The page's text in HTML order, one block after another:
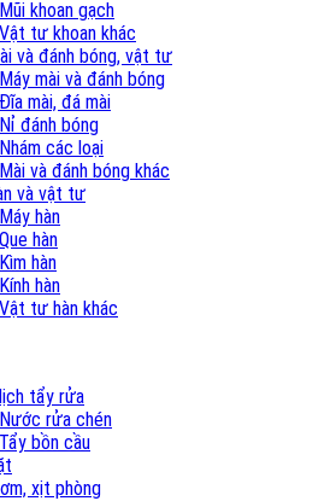
Mũi khoan gạch
Vật tư khoan khác
và đánh bóng, vật tư
Máy mài và đánh bóng
Đĩa mài, đá mài
Nỉ đánh bóng
Nhám các loại
Mài và đánh bóng khác
và vật tư
Máy hàn
Que hàn
Kìm hàn
Kính hàn
Vật tư hàn khác
tẩy rửa
Nước rửa chén
Tẩy bồn cầu
xịt phòng